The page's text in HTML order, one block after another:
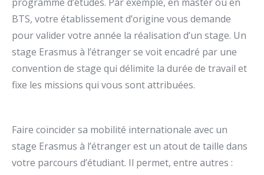
BTS, votre établissement d’origine vous demande
pour valider votre année la réalisation d’un stage. Un
stage Erasmus à l’étranger se voit encadré par une
convention de stage qui délimite la durée de travail et
fixe les missions qui vous sont attribuées.
Faire coïncider sa mobilité internationale avec un
stage Erasmus à l’étranger est un atout de taille dans
votre parcours d’étudiant. Il permet, entre autres :